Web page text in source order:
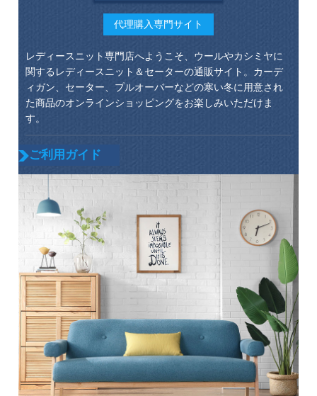
代理購入専門サイト
レディースニット専門店へようこそ、ウールやカシミヤに
関するレディースニット＆セーターの通販サイト。カーデ
ィガン、セーター、プルオーバーなどの寒い冬に用意され
た商品のオンラインショッピングをお楽しみいただけま
す。
ご利用ガイド